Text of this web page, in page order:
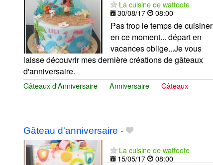
La cuisine de wattoote
30/08/17
08:00
Pas trop le temps de cuisiner
en ce moment... départ en
vacances oblige...Je vous
laisse découvrir mes dernière créations de gâteaux
d'anniversaire.
Gâteaux d'Anniversaire Anniversaire Gâteaux
Gâteau d'anniversaire -
La cuisine de wattoote
15/05/17
08:00